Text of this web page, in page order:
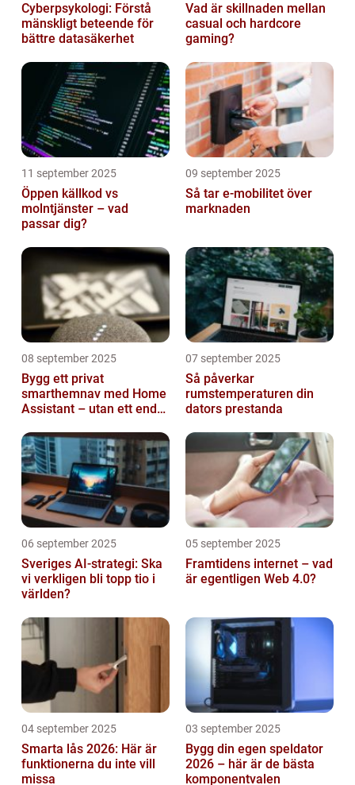
Cyberpsykologi: Förstå
mänskligt beteende för
bättre datasäkerhet
Vad är skillnaden mellan
casual och hardcore
gaming?
11 september 2025
Öppen källkod vs
molntjänster – vad
passar dig?
09 september 2025
Så tar e-mobilitet över
marknaden
08 september 2025
Bygg ett privat
smarthemnav med Home
Assistant – utan ett enda
07 september 2025
Så påverkar
rumstemperaturen din
dators prestanda
06 september 2025
Sveriges AI-strategi: Ska
vi verkligen bli topp tio i
världen?
05 september 2025
Framtidens internet – vad
är egentligen Web 4.0?
04 september 2025
Smarta lås 2026: Här är
funktionerna du inte vill
missa
03 september 2025
Bygg din egen speldator
2026 – här är de bästa
komponentvalen